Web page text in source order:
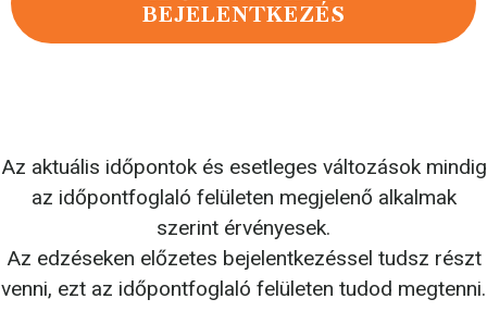
BEJELENTKEZÉS
Az aktuális időpontok és esetleges változások mindig
az időpontfoglaló felületen megjelenő alkalmak
szerint érvényesek.
Az edzéseken előzetes bejelentkezéssel tudsz részt
venni, ezt az időpontfoglaló felületen tudod megtenni.